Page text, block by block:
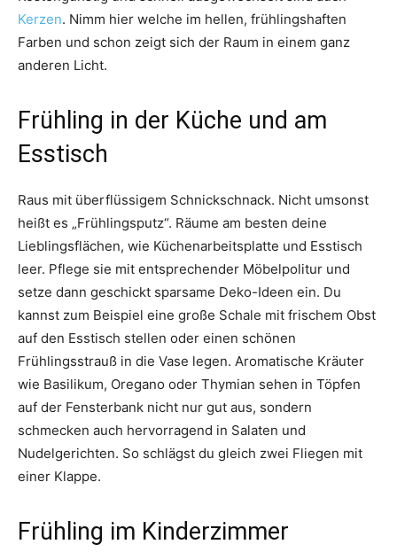
Kerzen. Nimm hier welche im hellen, frühlingshaften
Farben und schon zeigt sich der Raum in einem ganz
anderen Licht.
Frühling in der Küche und am
Esstisch
Raus mit überflüssigem Schnickschnack. Nicht umsonst
heißt es „Frühlingsputz“. Räume am besten deine
Lieblingsflächen, wie Küchenarbeitsplatte und Esstisch
leer. Pflege sie mit entsprechender Möbelpolitur und
setze dann geschickt sparsame Deko-Ideen ein. Du
kannst zum Beispiel eine große Schale mit frischem Obst
auf den Esstisch stellen oder einen schönen
Frühlingsstrauß in die Vase legen. Aromatische Kräuter
wie Basilikum, Oregano oder Thymian sehen in Töpfen
auf der Fensterbank nicht nur gut aus, sondern
schmecken auch hervorragend in Salaten und
Nudelgerichten. So schlägst du gleich zwei Fliegen mit
einer Klappe.
Frühling im Kinderzimmer